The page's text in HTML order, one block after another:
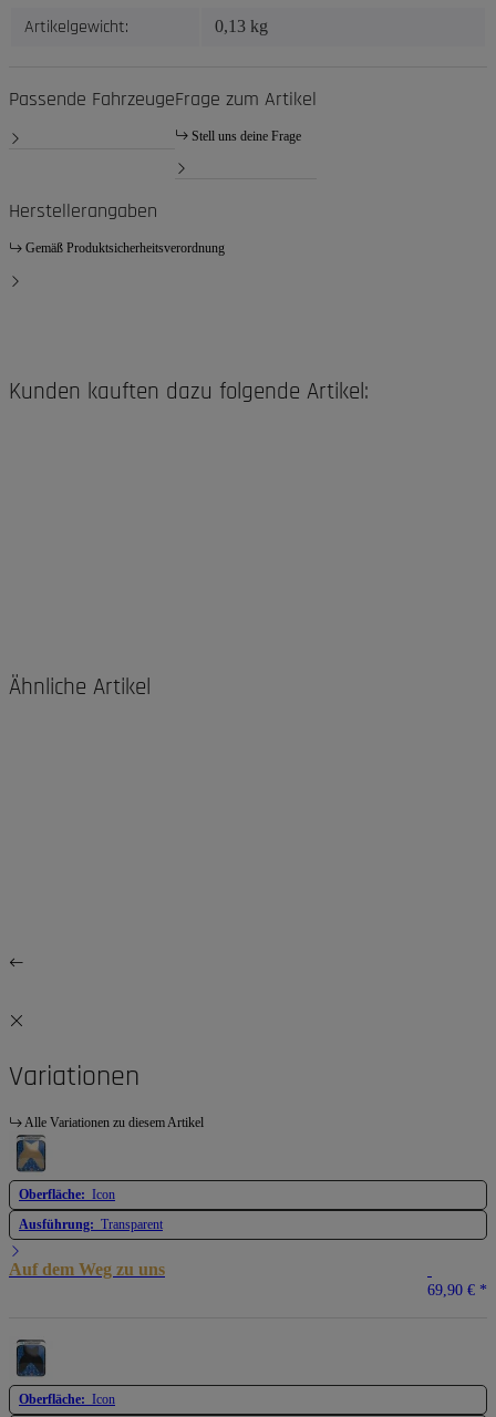
Artikelgewicht: 0,13 kg
Passende FahrzeugeFrage zum Artikel
Stell uns deine Frage
Herstellerangaben
Gemäß Produktsicherheitsverordnung
Kunden kauften dazu folgende Artikel:
Ähnliche Artikel
Variationen
Alle Variationen zu diesem Artikel
Oberfläche: Icon
Ausführung: Transparent
Auf dem Weg zu uns
69,90 € *
Oberfläche: Icon